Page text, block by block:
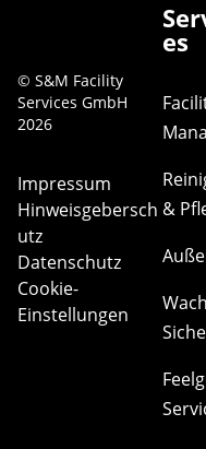
© S&M Facility
Services GmbH
2026
Impressum
Hinweisgebersch
utz
Datenschutz
Cookie-
Einstellungen
es
&